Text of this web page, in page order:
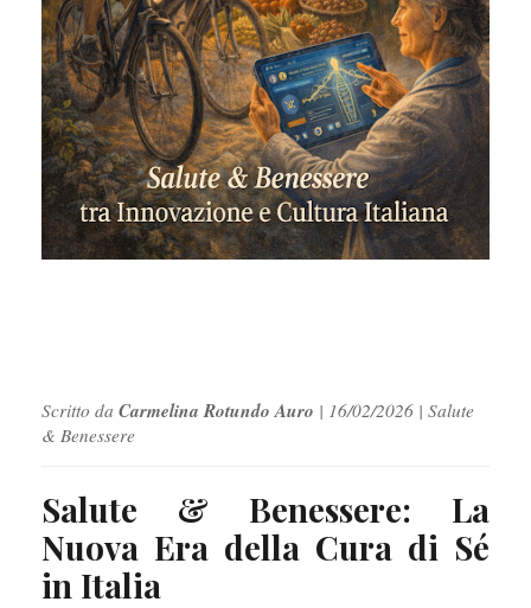
Scritto da Carmelina Rotundo Auro | 16/02/2026 | Salute
& Benessere
Salute & Benessere: La
Nuova Era della Cura di Sé
in Italia